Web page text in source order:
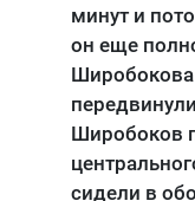
минут и
он еще
Широбоков
сидели в